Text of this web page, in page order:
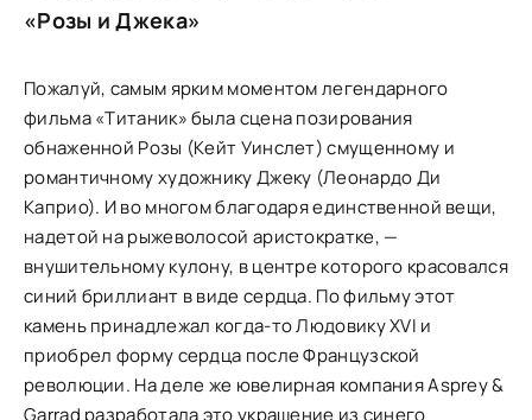
«Розы и Джека»
Пожалуй, самым ярким моментом легендарного
фильма «Титаник» была сцена позирования
обнаженной Розы (Кейт Уинслет) смущенному и
романтичному художнику Джеку (Леонардо Ди
Каприо). И во многом благодаря единственной вещи,
надетой на рыжеволосой аристократке, —
внушительному кулону, в центре которого красовался
синий бриллиант в виде сердца. По фильму этот
камень принадлежал когда-то Людовику XVI и
приобрел форму сердца после Французской
революции. На деле же ювелирная компания Asprey &
Garrad разработала это украшение из синего